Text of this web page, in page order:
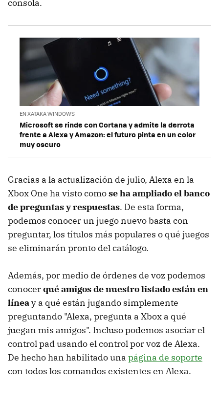
consola.
EN XATAKA WINDOWS
Microsoft se rinde con Cortana y admite la derrota
frente a Alexa y Amazon: el futuro pinta en un color
muy oscuro
Gracias a la actualización de julio, Alexa en la
Xbox One ha visto comose ha ampliado el banco
de preguntas y respuestas. De esta forma,
podemos conocer un juego nuevo basta con
preguntar, los títulos más populares o qué juegos
se eliminarán pronto del catálogo.
Además, por medio de órdenes de voz podemos
conocerqué amigos de nuestro listado están en
líneay a qué están jugando simplemente
preguntando "Alexa, pregunta a Xbox a qué
juegan mis amigos". Incluso podemos asociar el
control pad usando el control por voz de Alexa.
De hecho han habilitado una página de soporte
con todos los comandos existentes en Alexa.